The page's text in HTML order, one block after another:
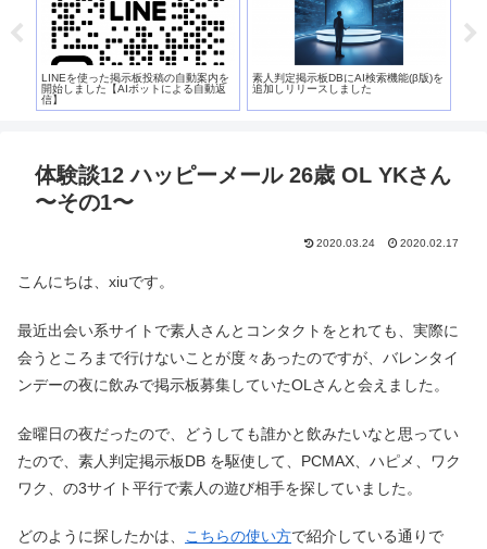
LINEを使った掲示板投稿の自動案内を
開始しました【AIボットによる自動返
信】
素人判定掲示板DBにAI検索機能(β版)を
追加しリリースしました
体験談12 ハッピーメール 26歳 OL YKさん
〜その1〜
2020.03.24 2020.02.17
こんにちは、xiuです。
最近出会い系サイトで素人さんとコンタクトをとれても、実際に
会うところまで行けないことが度々あったのですが、バレンタイ
ンデーの夜に飲みで掲示板募集していたOLさんと会えました。
金曜日の夜だったので、どうしても誰かと飲みたいなと思ってい
たので、素人判定掲示板DB を駆使して、PCMAX、ハピメ、ワク
ワク、の3サイト平行で素人の遊び相手を探していました。
どのように探したかは、 こちらの使い方で紹介している通りで